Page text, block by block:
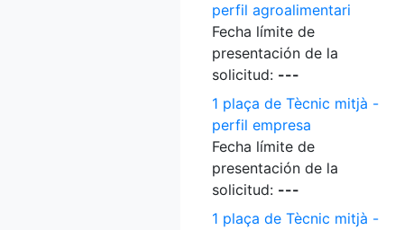
perfil agroalimentari
Fecha límite de
presentación de la
solicitud: ---
1 plaça de Tècnic mitjà -
perfil empresa
Fecha límite de
presentación de la
solicitud: ---
1 plaça de Tècnic mitjà -